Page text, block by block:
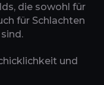
die sowohl für
für Schlachten
und